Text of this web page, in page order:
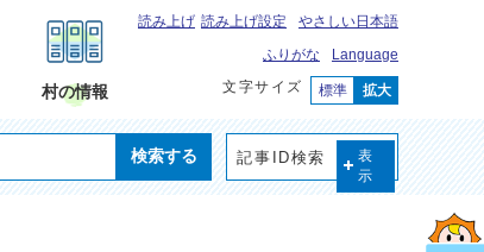
村の情報
読み上げ 読み上げ設定
やさしい日本語
ふりがな
Language
文字サイズ
標準 拡大
検索する 記事ID検索
表
示